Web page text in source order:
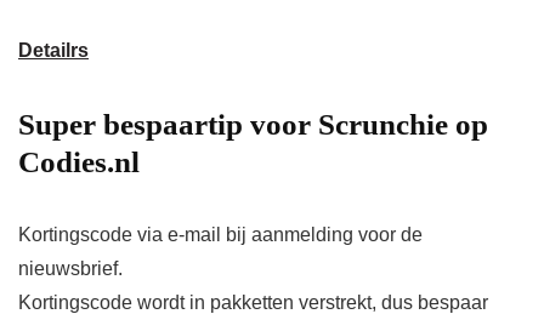
Detailrs
Super bespaartip voor Scrunchie op
Codies.nl
Kortingscode via e-mail bij aanmelding voor de
nieuwsbrief.
Kortingscode wordt in pakketten verstrekt, dus bespaar